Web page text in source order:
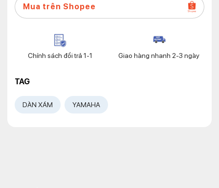
Mua trên Shopee
Chính sách đổi trả 1-1 Giao hàng nhanh 2-3 ngày
TAG
DÀN XÁM YAMAHA